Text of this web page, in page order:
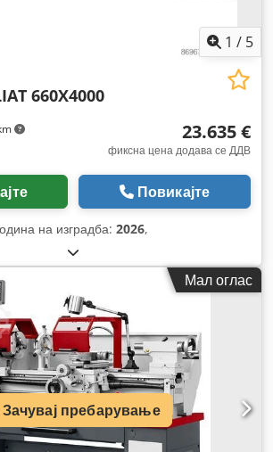
1 / 5
660X4000
23.635 €
фиксна цена додава се ДДВ
Повикајте
на изградба: 2026,
Мал оглас
Зачувај пребарување